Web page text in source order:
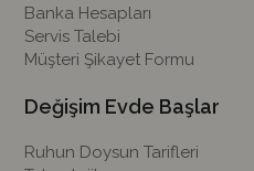
Banka Hesapları
Servis Talebi
Müşteri Şikayet Formu
Değişim Evde Başlar
Ruhun Doysun Tarifleri